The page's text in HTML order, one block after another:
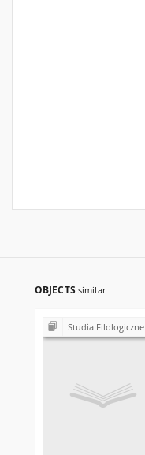
OBJECTS similar
Studia Filologiczne